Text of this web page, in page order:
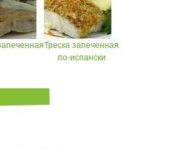
Треска запеченная
по-испански